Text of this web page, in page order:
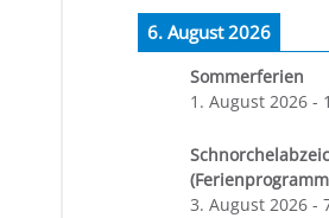
6. August 2026
Sommerferien
1. August 2026-
3. August 2026-